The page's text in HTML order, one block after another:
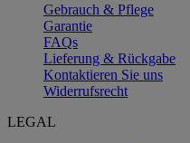
Gebrauch & Pflege
Garantie
FAQs
Lieferung & Rückgabe
Kontaktieren Sie uns
Widerrufsrecht
LEGAL